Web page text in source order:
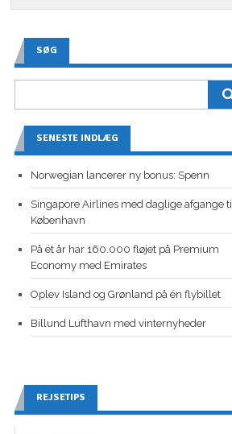
SØG
SENESTE INDLÆG
Norwegian lancerer ny bonus: Spenn
Singapore Airlines med daglige afgange til
København
På ét år har 160.000 fløjet på Premium
Economy med Emirates
Oplev Island og Grønland på én flybillet
Billund Lufthavn med vinternyheder
REJSETIPS